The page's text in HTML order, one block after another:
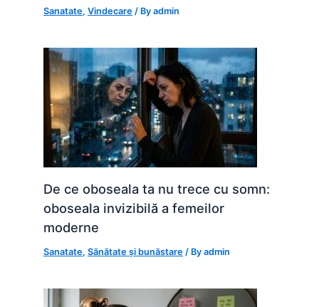
Sanatate,Vindecare / Byadmin
De ce oboseala ta nu trece cu somn:
oboseala invizibilă a femeilor
moderne
Sanatate,Sănătate și bunăstare / Byadmin